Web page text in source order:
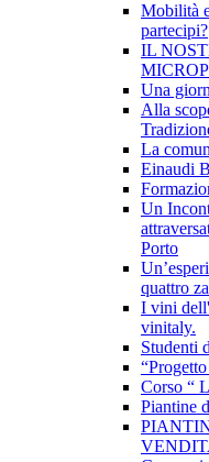
Mobilità
partecipi?
IL
Una
Alla
La
Einaudi
Un
Porto
quattro
I vini
vinitaly.
Studenti
Corso “
Piantine